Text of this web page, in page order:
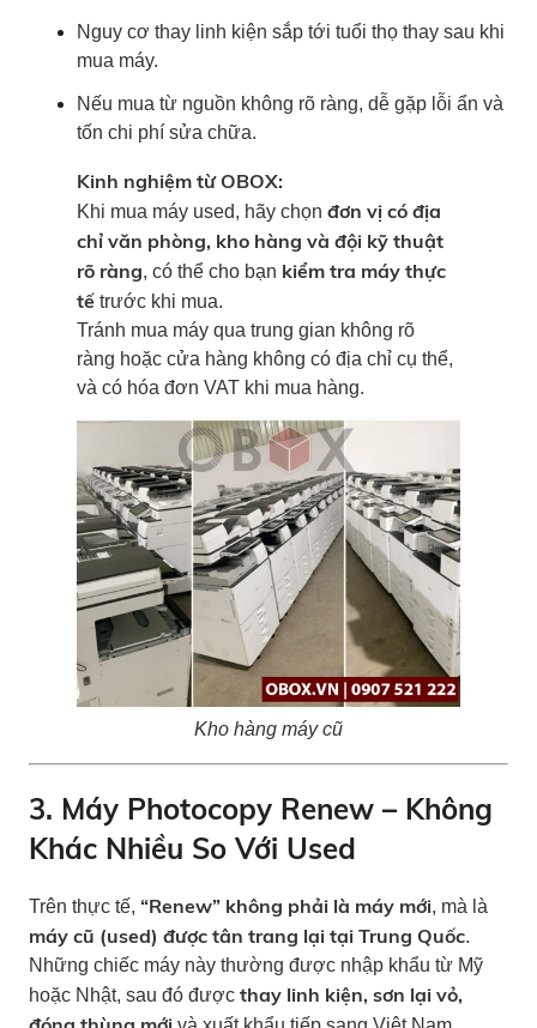
Nguy cơ thay linh kiện sắp tới tuổi thọ thay sau khi
mua máy.
Nếu mua từ nguồn không rõ ràng, dễ gặp lỗi ẩn và
tốn chi phí sửa chữa.
Kinh nghiệm từ OBOX:
Khi mua máy used, hãy chọn đơn vị có địa
chỉ văn phòng, kho hàng và đội kỹ thuật
rõ ràng, có thể cho bạn kiểm tra máy thực
tế trước khi mua.
Tránh mua máy qua trung gian không rõ
ràng hoặc cửa hàng không có địa chỉ cụ thể,
và có hóa đơn VAT khi mua hàng.
Kho hàng máy cũ
3. Máy Photocopy Renew – Không
Khác Nhiều So Với Used
Trên thực tế, “Renew” không phải là máy mới, mà là
máy cũ (used) được tân trang lại tại Trung Quốc.
Những chiếc máy này thường được nhập khẩu từ Mỹ
hoặc Nhật, sau đó được thay linh kiện, sơn lại vỏ,